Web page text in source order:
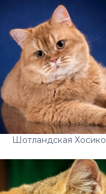
Шотландская Хосико